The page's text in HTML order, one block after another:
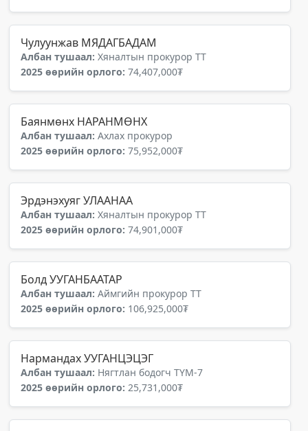
Чулуунжав МЯДАГБАДАМ
Албан тушаал: Хяналтын прокурор ТТ
2025 өөрийн орлого: 74,407,000₮
Баянмөнх НАРАНМӨНХ
Албан тушаал: Ахлах прокурор
2025 өөрийн орлого: 75,952,000₮
Эрдэнэхуяг УЛААНАА
Албан тушаал: Хяналтын прокурор ТТ
2025 өөрийн орлого: 74,901,000₮
Болд УУГАНБААТАР
Албан тушаал: Аймгийн прокурор ТТ
2025 өөрийн орлого: 106,925,000₮
Нармандах УУГАНЦЭЦЭГ
Албан тушаал: Нягтлан бодогч ТҮМ-7
2025 өөрийн орлого: 25,731,000₮